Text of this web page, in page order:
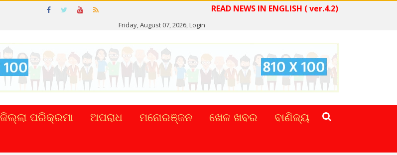
READ NEWS IN ENGLISH ( ver.4.2)
Friday, August 07, 2026,Login
ଜିଲ୍ଲା ପରିକ୍ରମା ଅପରାଧ ମନୋରଞ୍ଜନ ଖେଳ ଖବର
ବାଣିଜ୍ୟ